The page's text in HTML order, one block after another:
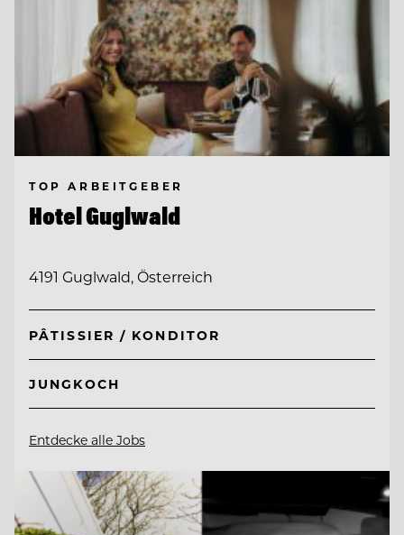
TOP ARBEITGEBER
Hotel Guglwald
4191 Guglwald, Österreich
PÂTISSIER / KONDITOR
JUNGKOCH
Entdecke alle Jobs